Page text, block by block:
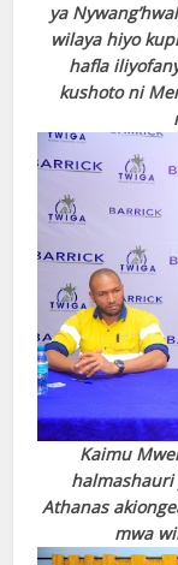
ya
wilaya hiyo
hafla
kushoto ni
Kaimu
halmashauri
Athanas
mwa